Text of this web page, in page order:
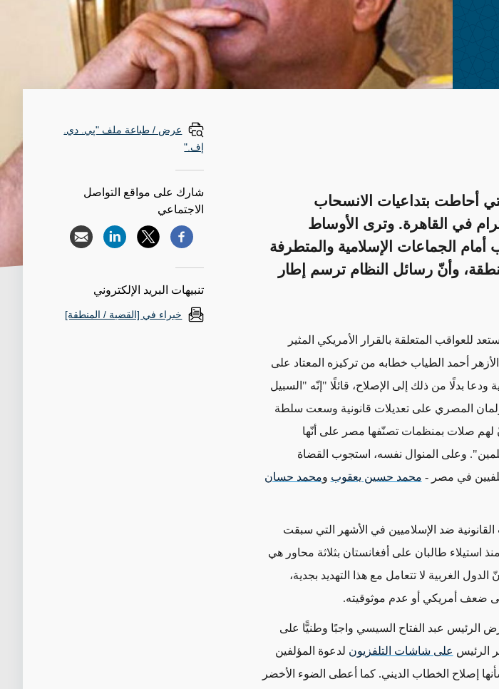
أحاطت بتداعيات الانسحاب
في القاهرة. وترى الأوساط
أمام الجماعات الإسلامية والمتطرفة
وأنّ رسائل النظام ترسم إطار
للعواقب المتعلقة بالقرار الأمريكي المثير
أحمد الطياب خطابه من تركيزه المعتاد على
ودعا بدلًا من ذلك إلى الإصلاح، قائلًا "إنّه "السبيل
المصري على تعديلات قانونية وسعت سلطة
لهم صلات بمنظمات تصنّفها مصر على أنّها
وعلى المنوال نفسه، استجوب القضاة
في مصر - محمد حسين يعقوب ومحمد حسان
ضد الإسلاميين في الأشهر التي سبقت
استيلاء طالبان على أفغانستان بثلاثة محاور هي
الغربية لا تتعامل مع هذا التهديد بجدية،
ضعف أمريكي أو عدم موثوقيته.
الرئيس عبد الفتاح السيسي واجبًا وطنيًّا على
الرئيس على شاشات التلفزيون لدعوة المؤلفين
إصلاح الخطاب الديني. كما أعطى الضوء الأخضر
عرض / طباعة ملف "پي. دي.
إف."
شارك على مواقع التواصل
الاجتماعي
تنبيهات البريد الإلكتروني
خبراء في [القضية / المنطقة]